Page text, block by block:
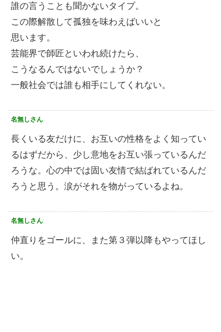
誰の言うことも聞かないタイプ。
この際解散して孤独を味わえばいいと
思います。
芸能界で師匠といわれ続けたら、
こうなるんではないでしょうか？
一般社会では誰も相手にしてくれない。
名無しさん
長くいる友だけに、お互いの性格をよく知ってい
るはずだから、少し意地をお互い張っているんだ
ろうな。心の中では固い友情で結ばれているんだ
ろうと思う。涙がそれを物がっているよね。
名無しさん
仲直りをゴールに、また第３弾以降もやってほし
い。